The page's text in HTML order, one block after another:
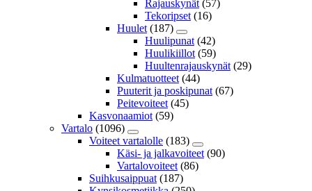
Rajauskynät (57)
Tekoripset (16)
Huulet (187)
Huulipunat (42)
Huulikiillot (59)
Huultenrajauskynät (29)
Kulmatuotteet (44)
Puuterit ja poskipunat (67)
Peitevoiteet (45)
Kasvonaamiot (59)
Vartalo (1096)
Voiteet vartalolle (183)
Käsi- ja jalkavoiteet (90)
Vartalovoiteet (86)
Suihkusaippuat (187)